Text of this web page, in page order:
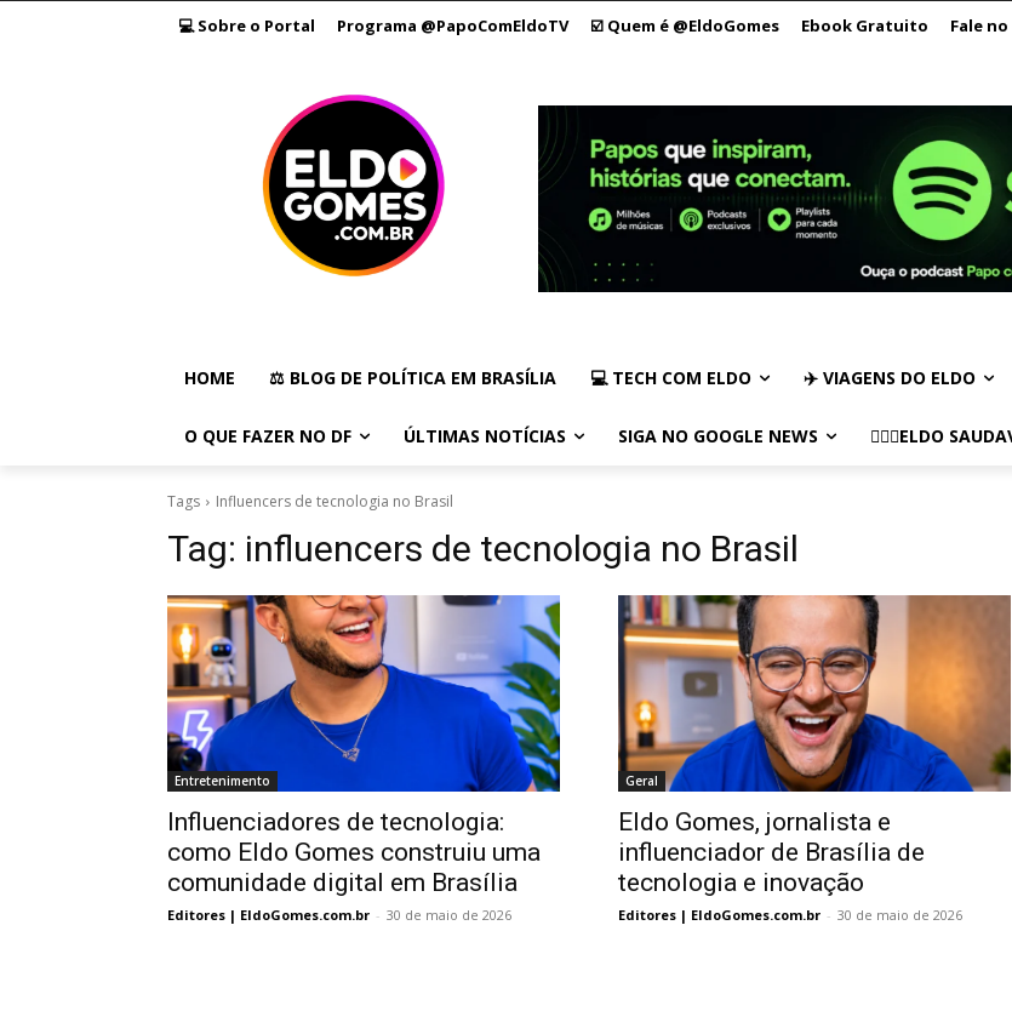
💻 Sobre o Portal Programa @PapoComEldoTV ☑️ Quem é @EldoGomes Ebook Gratuito Fale
HOME ⚖️ BLOG DE POLÍTICA EM BRASÍLIA 💻 TECH COM ELDO ✈️ VIAGENS DO ELDO
O QUE FAZER NO DF ÚLTIMAS NOTÍCIAS SIGA NO GOOGLE NEWS 🏃🏻‍♂️ELDO
Tags Influencers de tecnologia no Brasil
Tag: influencers de tecnologia no Brasil
Entretenimento
Influenciadores de tecnologia:
como Eldo Gomes construiu uma
comunidade digital em Brasília
Editores | EldoGomes.com.br - 30 de maio de 2026
Geral
Eldo Gomes, jornalista e
influenciador de Brasília de
tecnologia e inovação
Editores | EldoGomes.com.br - 30 de maio de 2026